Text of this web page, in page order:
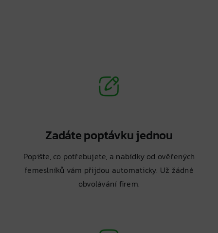
Zadáte poptávku jednou
Popište, co potřebujete, a nabídky od ověřených
řemeslníků vám přijdou automaticky. Už žádné
obvolávání firem.